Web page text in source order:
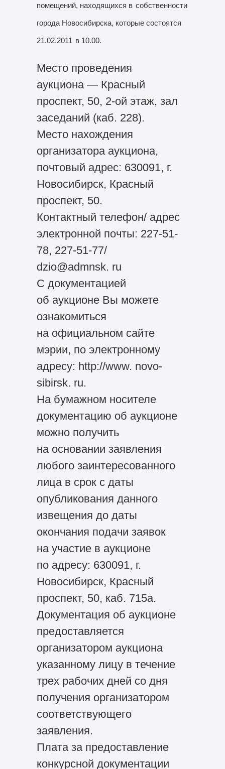
помещений, находящихся в собственности
города Новосибирска, которые состоятся
21.02.2011 в 10.00.
Место проведения
аукциона — Красный
проспект, 50, 2-ой этаж, зал
заседаний (каб. 228).
Место нахождения
организатора аукциона,
почтовый адрес: 630091, г.
Новосибирск, Красный
проспект, 50.
Контактный телефон/ адрес
электронной почты: 227-51-
78, 227-51-77/
dzio@admnsk. ru
С документацией
об аукционе Вы можете
ознакомиться
на официальном сайте
мэрии, по электронному
адресу: http://www. novo-
sibirsk. ru.
На бумажном носителе
документацию об аукционе
можно получить
на основании заявления
любого заинтересованного
лица в срок с даты
опубликования данного
извещения до даты
окончания подачи заявок
на участие в аукционе
по адресу: 630091, г.
Новосибирск, Красный
проспект, 50, каб. 715а.
Документация об аукционе
предоставляется
организатором аукциона
указанному лицу в течение
трех рабочих дней со дня
получения организатором
соответствующего
заявления.
Плата за предоставление
конкурсной документации